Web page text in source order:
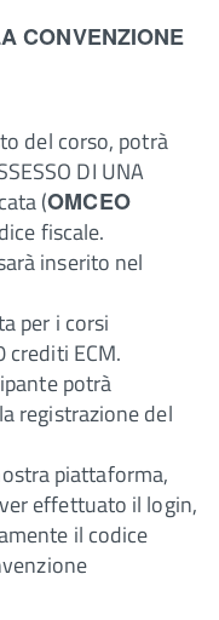
CONVENZIONE
del corso, potrà
DI UNA
(OMCEO
fiscale.
inserito nel
per i corsi
ECM.
potrà
registrazione del
piattaforma,
effettuato il login,
il codice